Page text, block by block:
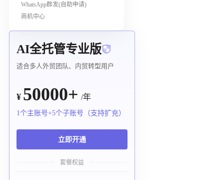
WhatsApp群发(自助申请)
商机中心
AI全托管专业版
适合多人外贸团队、内贸转型用户
¥ 50000+ /年
1个主账号+5个子账号（支持扩充）
立即开通
套餐权益